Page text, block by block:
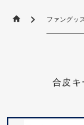
ファングッ
合皮